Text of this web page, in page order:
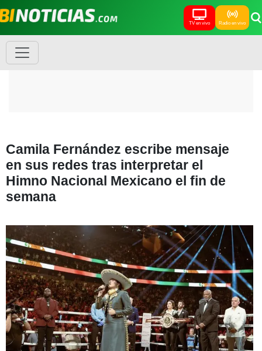
TV en vivo Radio en vivo
Camila Fernández escribe mensaje
en sus redes tras interpretar el
Himno Nacional Mexicano el fin de
semana